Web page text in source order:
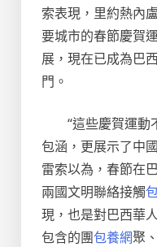
索表現，里約熱內
要城市的春節慶賀
展，現在已成為巴
門。
“這些慶賀運動
包涵，更展示了中
雷索以為，春節在
兩國文明聯絡接觸
現，也是對巴西華
包含的團包養網聚